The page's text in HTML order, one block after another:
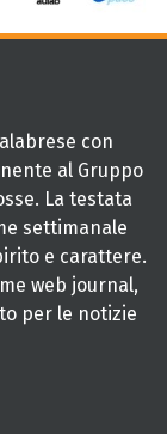
con
al Gruppo
La testata
settimanale
e carattere.
web journal,
per le notizie